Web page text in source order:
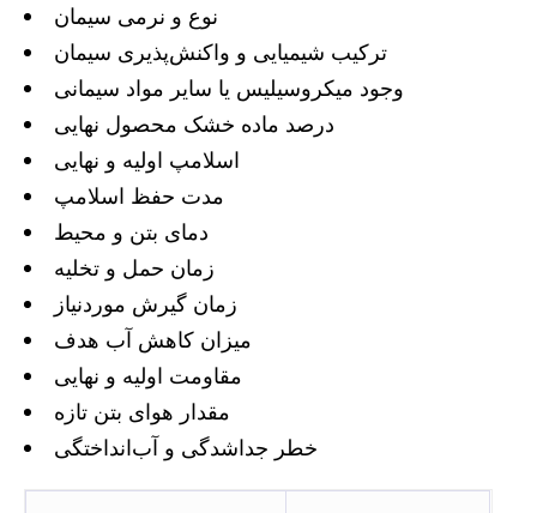
نوع و نرمی سیمان
ترکیب شیمیایی و واکنش‌پذیری سیمان
وجود میکروسیلیس یا سایر مواد سیمانی
درصد ماده خشک محصول نهایی
اسلامپ اولیه و نهایی
مدت حفظ اسلامپ
دمای بتن و محیط
زمان حمل و تخلیه
زمان گیرش موردنیاز
میزان کاهش آب هدف
مقاومت اولیه و نهایی
مقدار هوای بتن تازه
خطر جداشدگی و آب‌انداختگی